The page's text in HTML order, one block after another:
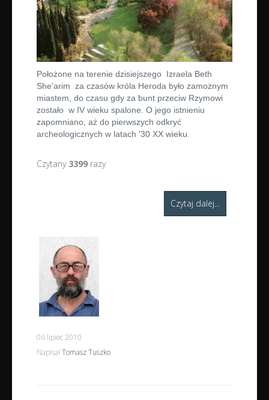
Położone na terenie dzisiejszego Izraela Beth
She'arim za czasów króla Heroda było zamożnym
miastem, do czasu gdy za bunt przeciw Rzymowi
zostało w IV wieku spalone. O jego istnieniu
zapomniano, aż do pierwszych odkryć
archeologicznych w latach '30 XX wieku.
Czytany 3399razy
Czytaj dalej...
06 lipiec 2010
Napisał Tomasz Tuszko